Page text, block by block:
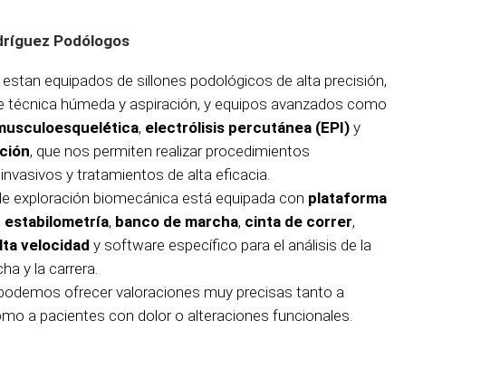
Podólogos
equipados de sillones podológicos de alta precisión,
técnica húmeda y aspiración, y equipos avanzados como
, electrólisis percutánea (EPI) y
, que nos permiten realizar procedimientos
y tratamientos de alta eficacia.
exploración biomecánica está equipada con plataforma
estabilometría, banco de marcha, cinta de correr,
velocidad y software específico para el análisis de la
y la carrera.
ofrecer valoraciones muy precisas tanto a
a pacientes con dolor o alteraciones funcionales.